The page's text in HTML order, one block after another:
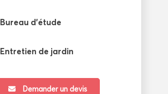
Bureau d'étude
Entretien de jardin
Demander un devis